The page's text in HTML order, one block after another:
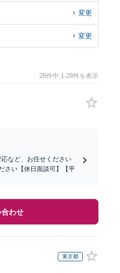
変更
変更
28件中 1-28件を表示
など、お任せください
さい【休日面談可】【平
合わせ
東京都